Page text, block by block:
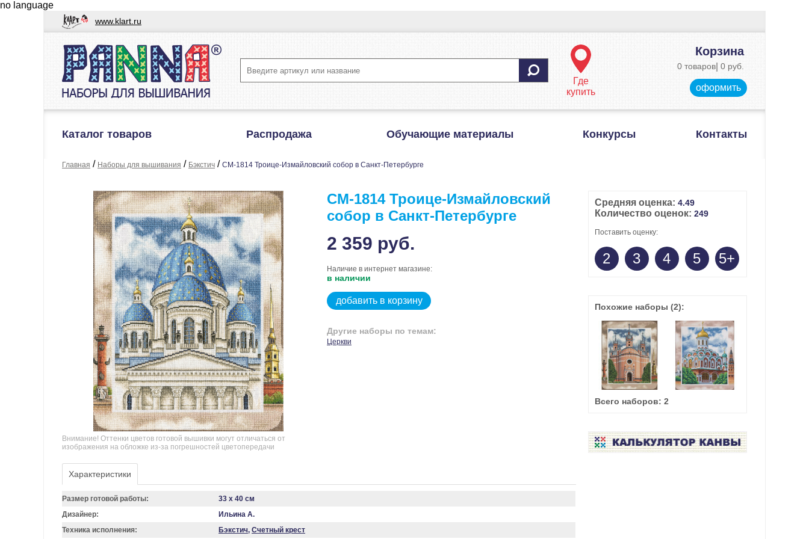
no language
www.klart.ru
Где
купить
Корзина
0 товаров 0 руб.
оформить
Каталог товаров Распродажа Обучающие материалы Конкурсы Контакты
Главная / Наборы для вышивания / Бэкстич / CM-1814 Троице-Измайловский собор в Санкт-Петербурге
Внимание! Оттенки цветов готовой вышивки могут отличаться от
изображения на обложке из-за погрешностей цветопередачи
CM-1814 Троице-Измайловский
собор в Санкт-Петербурге
2 359 руб.
Наличие в интернет магазине:
в наличии
добавить в корзину
Другие наборы по темам:
Церкви
Характеристики
Размер готовой работы:
33 x 40 см
Дизайнер:
Ильина А.
Техника исполнения:
Бэкстич, Счетный крест
Средняя оценка: 4.49
Количество оценок: 249
Поставить оценку:
2 3 4 5 5+
Похожие наборы (2):
Всего наборов: 2